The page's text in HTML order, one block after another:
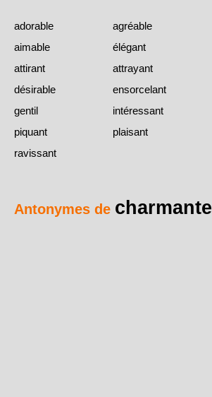
adorable
agréable
aimable
élégant
attirant
attrayant
désirable
ensorcelant
gentil
intéressant
piquant
plaisant
ravissant
Antonymes de charmante